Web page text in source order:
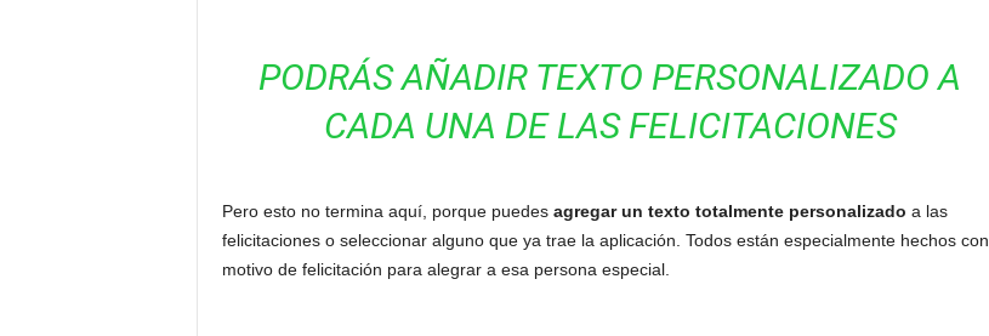
PODRÁS AÑADIR TEXTO PERSONALIZADO A
CADA UNA DE LAS FELICITACIONES
Pero esto no termina aquí, porque puedesagregar un texto totalmente personalizado a las
felicitaciones o seleccionar alguno que ya trae la aplicación. Todos están especialmente hechos con
motivo de felicitación para alegrar a esa persona especial.